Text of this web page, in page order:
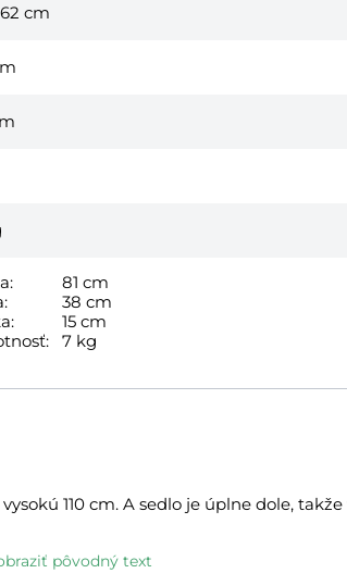
cm
81 cm
38 cm
15 cm
7 kg
110 cm. A sedlo je úplne dole,
pôvodný text